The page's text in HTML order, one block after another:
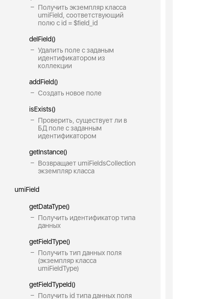
Получить экземпляр класса
umiField, соответствующий
полю с id = $field_id
delField()
Удалить поле с заданым
идентификатором из
коллекции
addField()
Создать новое поле
isExists()
Проверить, существует ли в
БД поле с заданным
идентификатором
getInstance()
Возвращает umiFieldsCollection
экземпляр класса
umiField
getDataType()
Получить идентификатор типа
данных
getFieldType()
Получить тип данных поля
(экземпляр класса
umiFieldType)
getFieldTypeId()
Получить id типа данных поля